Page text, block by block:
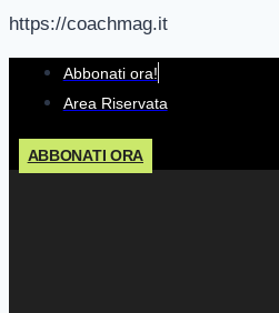
https://coachmag.it
Salta
contenuto
Abbonati ora!
Area Riservata
ABBONATI ORA